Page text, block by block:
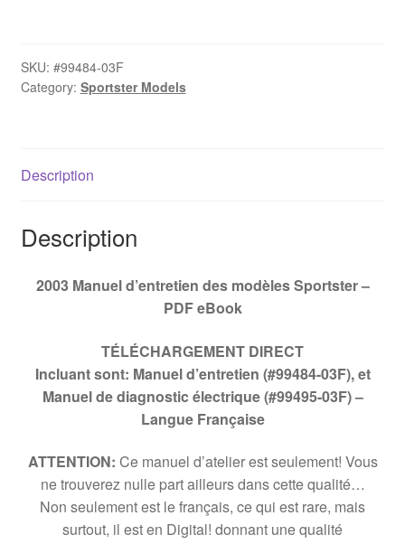
Sportster
#99484-
SKU: #99484-03F
Category: Sportster Models
Description
Description
2003 Manuel d’entretien des modèles Sportster –
PDF eBook
TÉLÉCHARGEMENT DIRECT
Incluant sont: Manuel d’entretien (#99484-03F), et
Manuel de diagnostic électrique (#99495-03F) –
Langue Française
ATTENTION: Ce manuel d’atelier est seulement! Vous
ne trouverez nulle part ailleurs dans cette qualité…
Non seulement est le français, ce qui est rare, mais
surtout, il est en Digital! donnant une qualité